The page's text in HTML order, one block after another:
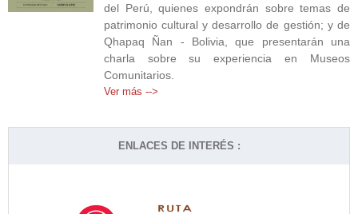
del Perú, quienes expondrán sobre temas de
patrimonio cultural y desarrollo de gestión; y de
Qhapaq Ñan - Bolivia, que presentarán una
charla sobre su experiencia en Museos
Comunitarios.
Ver más -->
ENLACES DE INTERÉS :